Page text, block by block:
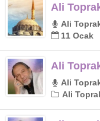
Ali
Ali
11 Ocak
Ali
Ali
Ali